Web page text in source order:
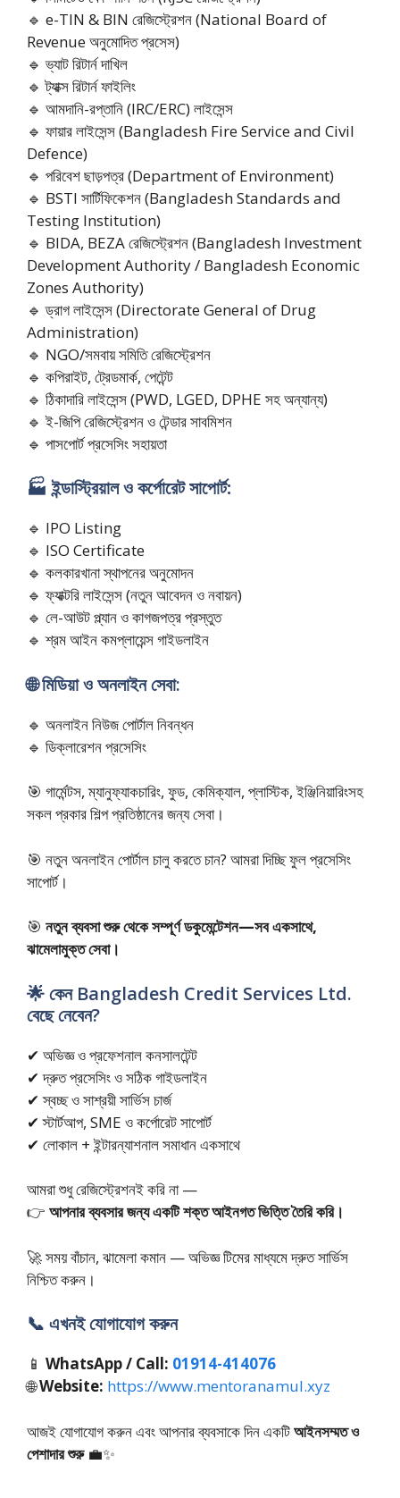
🔹 e-TIN & BIN রেজিস্ট্রেশন (National Board of
Revenue অনুমোদিত প্রসেস)
🔹 ভ্যাট রিটার্ন দাখিল
🔹 ট্যাক্স রিটার্ন ফাইলিং
🔹 আমদানি-রপ্তানি (IRC/ERC) লাইসেন্স
🔹 ফায়ার লাইসেন্স (Bangladesh Fire Service and Civil
Defence)
🔹 পরিবেশ ছাড়পত্র (Department of Environment)
🔹 BSTI সার্টিফিকেশন (Bangladesh Standards and
Testing Institution)
🔹 BIDA, BEZA রেজিস্ট্রেশন (Bangladesh Investment
Development Authority / Bangladesh Economic
Zones Authority)
🔹 ড্রাগ লাইসেন্স (Directorate General of Drug
Administration)
🔹 NGO/সমবায় সমিতি রেজিস্ট্রেশন
🔹 কপিরাইট, ট্রেডমার্ক, পেটেন্ট
🔹 ঠিকাদারি লাইসেন্স (PWD, LGED, DPHE সহ অন্যান্য)
🔹 ই-জিপি রেজিস্ট্রেশন ও টেন্ডার সাবমিশন
🔹 পাসপোর্ট প্রসেসিং সহায়তা
🏭 ইন্ডাস্ট্রিয়াল ও কর্পোরেট সাপোর্ট:
🔹 IPO Listing
🔹 ISO Certificate
🔹 কলকারখানা স্থাপনের অনুমোদন
🔹 ফ্যাক্টরি লাইসেন্স (নতুন আবেদন ও নবায়ন)
🔹 লে-আউট প্ল্যান ও কাগজপত্র প্রস্তুত
🔹 শ্রম আইন কমপ্লায়েন্স গাইডলাইন
🌐 মিডিয়া ও অনলাইন সেবা:
🔹 অনলাইন নিউজ পোর্টাল নিবন্ধন
🔹 ডিক্লারেশন প্রসেসিং
🎯 গার্মেন্টস, ম্যানুফ্যাকচারিং, ফুড, কেমিক্যাল, প্লাস্টিক, ইঞ্জিনিয়ারিংসহ
সকল প্রকার শিল্প প্রতিষ্ঠানের জন্য সেবা।
🎯 নতুন অনলাইন পোর্টাল চালু করতে চান? আমরা দিচ্ছি ফুল প্রসেসিং
সাপোর্ট।
🎯 নতুন ব্যবসা শুরু থেকে সম্পূর্ণ ডকুমেন্টেশন—সব একসাথে,
ঝামেলামুক্ত সেবা।
🌟 কেন Bangladesh Credit Services Ltd.
বেছে নেবেন?
✔ অভিজ্ঞ ও প্রফেশনাল কনসালটেন্ট
✔ দ্রুত প্রসেসিং ও সঠিক গাইডলাইন
✔ স্বচ্ছ ও সাশ্রয়ী সার্ভিস চার্জ
✔ স্টার্টআপ, SME ও কর্পোরেট সাপোর্ট
✔ লোকাল + ইন্টারন্যাশনাল সমাধান একসাথে
আমরা শুধু রেজিস্ট্রেশনই করি না —
👉 আপনার ব্যবসার জন্য একটি শক্ত আইনগত ভিত্তি তৈরি করি।
🚀 সময় বাঁচান, ঝামেলা কমান — অভিজ্ঞ টিমের মাধ্যমে দ্রুত সার্ভিস
নিশ্চিত করুন।
📞 এখনই যোগাযোগ করুন
📱 WhatsApp / Call: 01914-414076
🌐Website: https://www.mentoranamul.xyz
আজই যোগাযোগ করুন এবং আপনার ব্যবসাকে দিন একটিআইনসম্মত ও
পেশাদার শুরু💼✨